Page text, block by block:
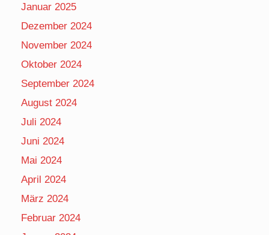
Januar 2025
Dezember 2024
November 2024
Oktober 2024
September 2024
August 2024
Juli 2024
Juni 2024
Mai 2024
April 2024
März 2024
Februar 2024